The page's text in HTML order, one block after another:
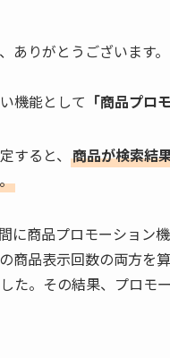
ありがとうございます。
機能として 「商品プロ
すると、 商品が検索結
。
商品プロモーション
商品表示回数の両方を
た。その結果、プロモ